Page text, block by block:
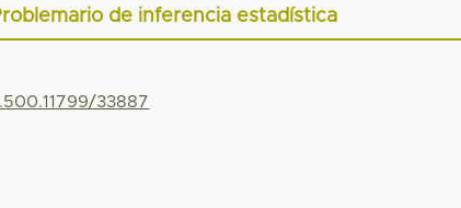
de inferencia estadística
33887